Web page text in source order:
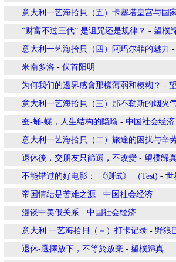
意大利一艺海拾貝（五）卡塞塔皇宫与国
“财富不过三代” 是诅咒还是规律？ - 望樸
意大利一艺海拾貝（四）阿玛尔菲的魅力 -
米南多洛 - 伏首阳明
为何我们的邊界感會那樣薄弱和模糊？ -
意大利一艺海拾貝（三）那不勒斯的烟火
蚕-蛹-蝶，人生结构的隐喻 - 中国社会经济
意大利一艺海拾貝（二）旅途的困扰与辛
退休後，交朋友只篩選，不改變 - 望樸歸
不能错过的好电影： 《测试》 （Test) - 世
帝国情结是苦难之源 - 中国社会经济
漫谈中美俄关系 - 中国社会经济
意大利 一艺海拾貝（－）打卡记录 - 野狼
退休-選擇放下，不等於放棄 - 望樸歸真